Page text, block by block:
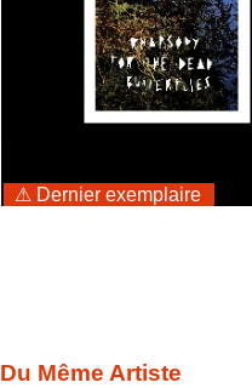
⚠ Dernier exemplaire
Du Même Artiste